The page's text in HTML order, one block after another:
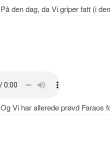
På den dag, da Vi griper fatt (i
Og Vi har allerede prøvd Faraos